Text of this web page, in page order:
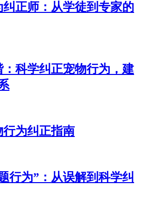
正师：从学徒到专家的
：科学纠正宠物行为，建
为纠正指南
行为”：从误解到科学纠